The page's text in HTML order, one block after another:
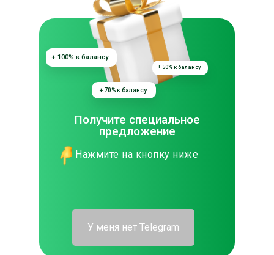
+ 50% к балансу
+ 100% к балансу
+ 70% к балансу
Нажмите на кнопку ниже
Получите специальное
предложение
У меня нет Telegram